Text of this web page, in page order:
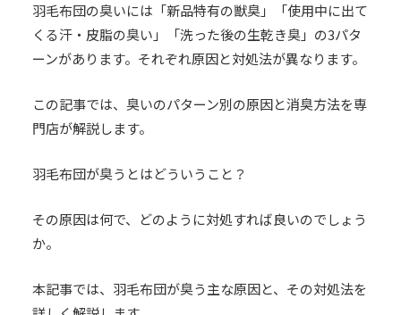
羽毛布団の臭いには「新品特有の獣臭」「使用中に出て
くる汗・皮脂の臭い」「洗った後の生乾き臭」の3パタ
ーンがあります。それぞれ原因と対処法が異なります。
この記事では、臭いのパターン別の原因と消臭方法を専
門店が解説します。
羽毛布団が臭うとはどういうこと？
その原因は何で、どのように対処すれば良いのでしょう
か。
本記事では、羽毛布団が臭う主な原因と、その対処法を